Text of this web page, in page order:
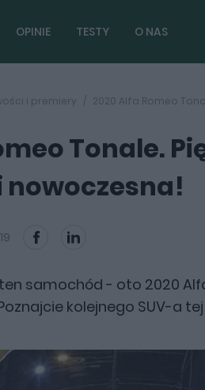
OPINIE TESTY O NAS
i premiery 2020 Alfa Romeo
Tonale.
samochód - oto 2020
kolejnego SUV-a